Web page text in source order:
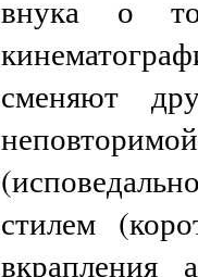
внука о
сменяют
стилем
вкрапления